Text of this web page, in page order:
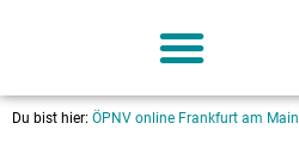
Du bist hier: ÖPNV online Frankfurt am Main